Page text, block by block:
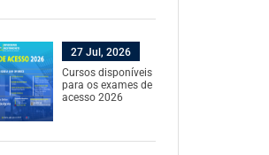
27 Jul, 2026
Cursos disponíveis
para os exames de
acesso 2026